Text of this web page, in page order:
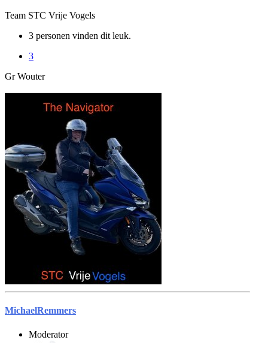
Team STC Vrije Vogels
3 personen vinden dit leuk.
3
Gr Wouter
MichaelRemmers
Moderator